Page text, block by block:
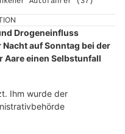
Drogeneinfluss
auf Sonntag bei der
Aare einen Selbstunfall
Ihm wurde der